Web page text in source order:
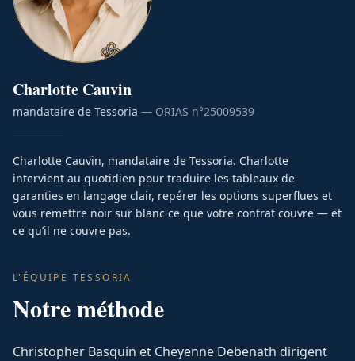
Charlotte Cauvin
mandataire de Tessoria — ORIAS n°25009539
Charlotte Cauvin, mandataire de Tessoria. Charlotte
intervient au quotidien pour traduire les tableaux de
garanties en langage clair, repérer les options superflues et
vous remettre noir sur blanc ce que votre contrat couvre — et
ce qu’il ne couvre pas.
L'ÉQUIPE TESSORIA
Notre méthode
Christopher Basquin et Cheyenne Debenath dirigent